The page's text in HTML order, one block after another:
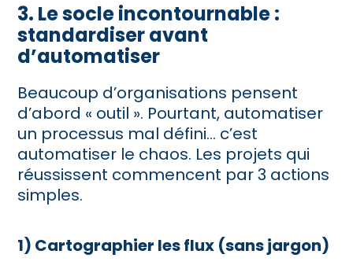
3. Le socle incontournable :
standardiser avant
d’automatiser
Beaucoup d’organisations pensent
d’abord « outil ». Pourtant, automatiser
un processus mal défini… c’est
automatiser le chaos. Les projets qui
réussissent commencent par 3 actions
simples.
1) Cartographier les flux (sans jargon)